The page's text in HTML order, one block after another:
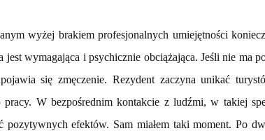
wyżej brakiem profesjonalnych umiejętności
jest wymagająca i psychicznie obciążająca. Jeśli nie ma
się zmęczenie. Rezydent zaczyna unikać
pracy. W bezpośrednim kontakcie z ludźmi, w takiej
pozytywnych efektów. Sam miałem taki moment. Po